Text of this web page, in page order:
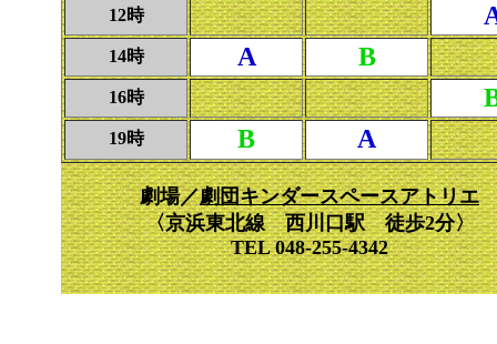
12時
14時 A B
16時
19時 B A
劇場／劇団キンダースペースアトリエ
〈京浜東北線 西川口駅 徒歩2分〉
TEL 048-255-4342